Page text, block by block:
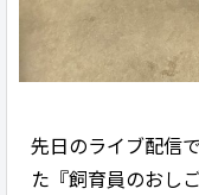
先日のライブ配信
た『飼育員のおし